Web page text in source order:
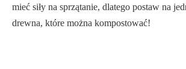
mieć siły na sprzątanie, dlatego postaw na
drewna, które można kompostować!